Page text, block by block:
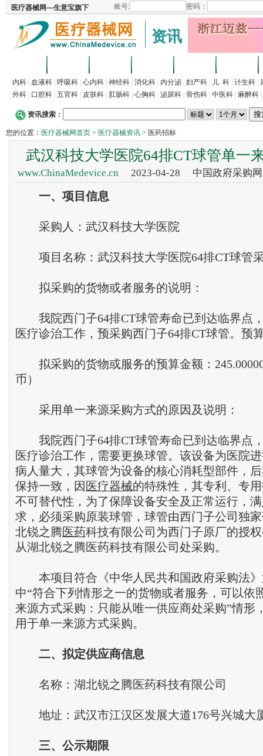
资讯
内科 血液科 呼吸科 心内科 神经科 消化科 内分泌 妇产科 儿 科 计生科
外科
口腔科 五官科 皮肤科 肛肠科 心胸科 泌尿科 骨伤科 中医科 麻醉科
资讯搜索：
您的位置： 医疗器械网首页 > 医疗器械资讯 > 医药招标
武汉科技大学医院64排CT球管单一
www.ChinaMedevice.cn2023-04-28 中国政府采购
一、 项目信息
采购人：武汉科技大学医院
项目名称：武汉科技大学医院64排CT球管
拟采购的货物或者服务的说明：
我院西门子64排CT球管寿命已到达临界点
医疗诊治工作，预采购西门子64排CT球管。预
拟采购的货物或服务的预算金额：
币）
采用单一来源采购方式的原因及说明：
我院西门子64排CT球管寿命已到达临界点
医疗诊治工作，需要更换球管。该设备为医院
病人量大，其球管为设备的核心消耗型部件，
保持一致，因 医疗器械的特殊性，其专利、专
不可替代性，为了保障设备安全及正常运行，
求，必须采购原装球管，球管由西门子公司独
北锐之腾医药科技有限公司为西门子原厂的授
从湖北锐之腾医药科技有限公司处采购。
本项目符合《中华人民共和国政府采购法》
中“符合下列情形之一的货物或者服务，可以依
来源方式采购：只能从唯一供应商处采购”情形
用于单一来源方式采购。
二、 拟定供应商信息
名称：湖北锐之腾医药科技有限公司
地址：武汉市江汉区发展大道176号兴城大
三、 公示期限